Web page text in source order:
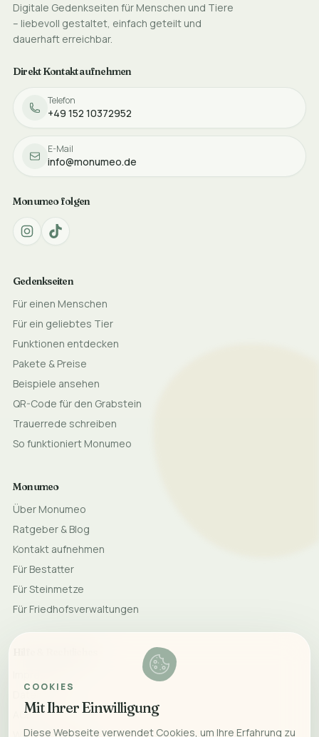
COOKIES
Mit Ihrer Einwilligung
Diese Webseite verwendet Cookies, um Ihre Erfahrung zu
Digitale Gedenkseiten für Menschen und Tiere
– liebevoll gestaltet, einfach geteilt und
dauerhaft erreichbar.
Direkt Kontakt aufnehmen
Telefon
+49 152 10372952
E-Mail
info@monumeo.de
Monumeo folgen
Gedenkseiten
Für einen Menschen
Für ein geliebtes Tier
Funktionen entdecken
Pakete & Preise
Beispiele ansehen
QR-Code für den Grabstein
Trauerrede schreiben
So funktioniert Monumeo
Monumeo
Über Monumeo
Ratgeber & Blog
Kontakt aufnehmen
Für Bestatter
Für Steinmetze
Für Friedhofsverwaltungen
AGB